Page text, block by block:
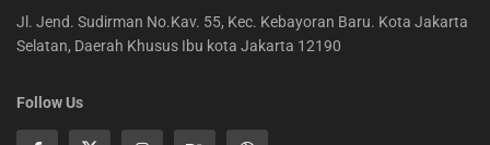
Jl. Jend. Sudirman No.Kav. 55, Kec. Kebayoran Baru. Kota Jakarta
Selatan, Daerah Khusus Ibu kota Jakarta 12190
Follow Us